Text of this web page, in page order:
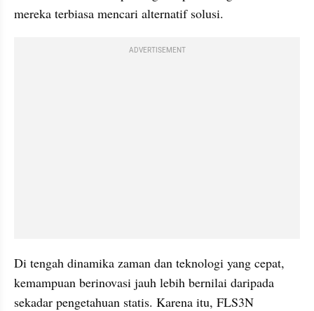
mereka terbiasa mencari alternatif solusi.
ADVERTISEMENT
Di tengah dinamika zaman dan teknologi yang cepat,
kemampuan berinovasi jauh lebih bernilai daripada
sekadar pengetahuan statis. Karena itu, FLS3N